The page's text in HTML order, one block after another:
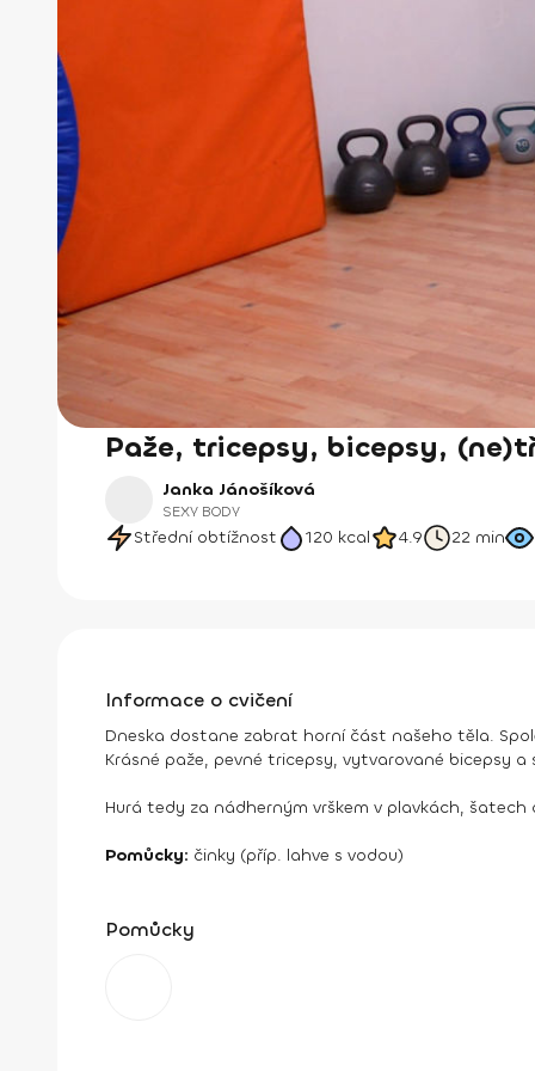
Paže, tricepsy, bicepsy,
Janka Jánošíková
SEXY BODY
Střední obtížnost 120 kcal 4.9 22 min
Informace o cvičení
Dneska dostane zabrat horní část našeho těla.
Krásné paže, pevné tricepsy, vytvarované bicepsy
Hurá tedy za nádherným vrškem v plavkách, šatech
Pomůcky: činky (příp. lahve s vodou)
Pomůcky